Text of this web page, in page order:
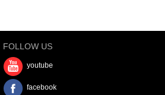
FOLLOW US
youtube
facebook